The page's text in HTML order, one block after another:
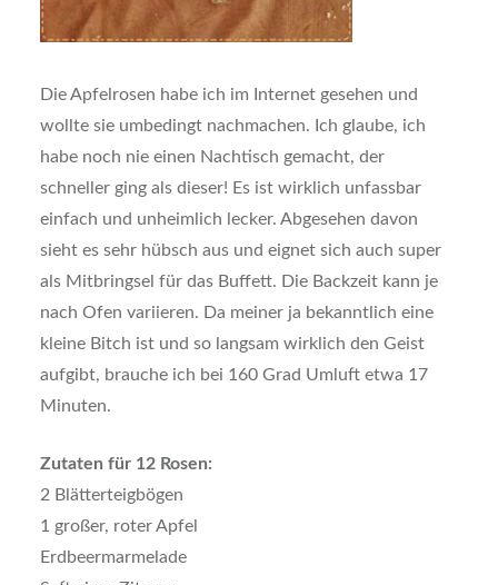
Die Apfelrosen habe ich im Internet gesehen und
wollte sie umbedingt nachmachen. Ich glaube, ich
habe noch nie einen Nachtisch gemacht, der
schneller ging als dieser! Es ist wirklich unfassbar
einfach und unheimlich lecker. Abgesehen davon
sieht es sehr hübsch aus und eignet sich auch super
als Mitbringsel für das Buffett. Die Backzeit kann je
nach Ofen variieren. Da meiner ja bekanntlich eine
kleine Bitch ist und so langsam wirklich den Geist
aufgibt, brauche ich bei 160 Grad Umluft etwa 17
Minuten.
Zutaten für 12 Rosen:
2 Blätterteigbögen
1 großer, roter Apfel
Erdbeermarmelade